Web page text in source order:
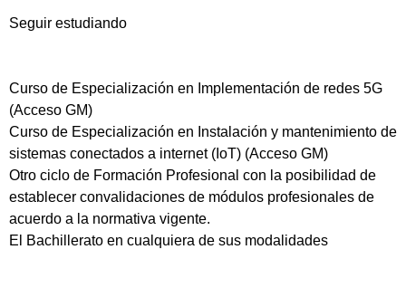
Seguir estudiando
Curso de Especialización en Implementación de redes 5G
(Acceso GM)
Curso de Especialización en Instalación y mantenimiento de
sistemas conectados a internet (IoT) (Acceso GM)
Otro ciclo de Formación Profesional con la posibilidad de
establecer convalidaciones de módulos profesionales de
acuerdo a la normativa vigente.
El Bachillerato en cualquiera de sus modalidades